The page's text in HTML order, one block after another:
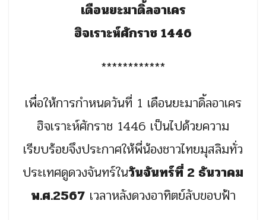
เดือนยะมาดิ้ลอาเคร
ฮิจเราะห์ศักราช 1446
************
เพื่อให้การกำหนดวันที่ 1 เดือนยะมาดิ้ลอาเคร
ฮิจเราะห์ศักราช 1446 เป็นไปด้วยความ
เรียบร้อยจึงประกาศให้พี่น้องชาวไทยมุสลิมทั่ว
ประเทศดูดวงจันทร์ในวันจันทร์ที่ 2 ธันวาคม
พ.ศ.2567เวลาหลังดวงอาทิตย์ลับขอบฟ้า